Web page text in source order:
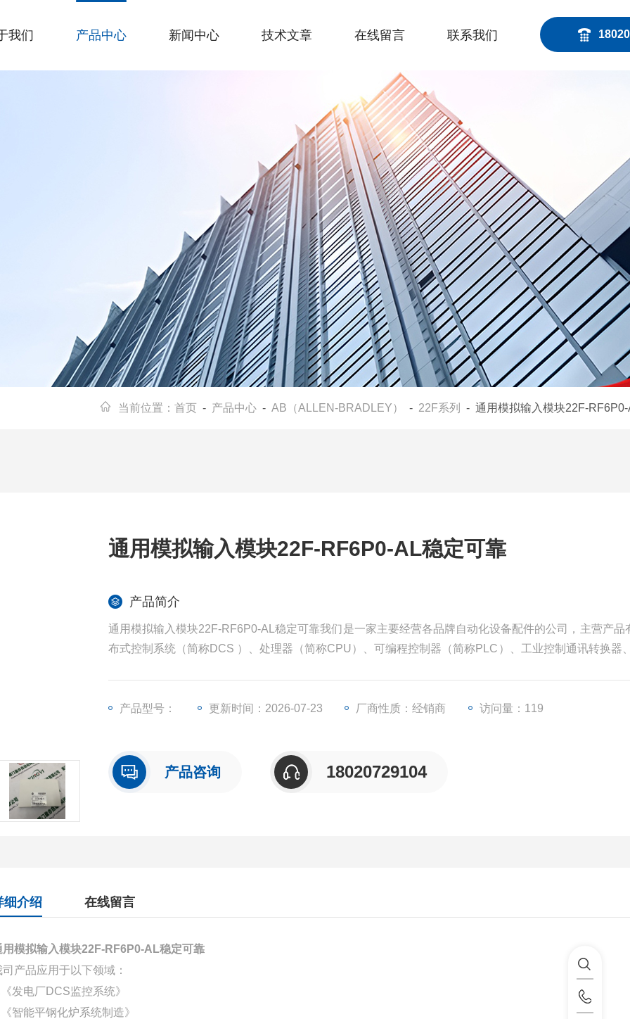
我们 产品中心 新闻中心 技术文章 在线留言 联系我们
当前位置： 首页 - 产品中心 - AB（ALLEN-BRADLEY） - 22F系列 - 通用模拟输入模块22F-
通用模拟输入模块22F-RF6P0-AL稳定可靠
产品简介
通用模拟输入模块22F-RF6P0-AL稳定可靠我们是一家主要经营各品牌自动化设备配件的公司，主营产品
布式控制系统（简称DCS ）、处理器（简称CPU）、可编程控制器（简称PLC）、工业控制通讯转换器
产品型号： 更新时间：2026-07-23 厂商性质：经销商 访问量：119
产品咨询 18020729104
细介绍 在线留言
用模拟输入模块22F-RF6P0-AL稳定可靠
司产品应用于以下领域：
发电厂DCS监控系统》
智能平钢化炉系统制造》